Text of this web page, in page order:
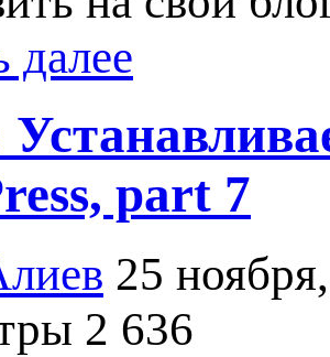
далее
part 7
25
2 636